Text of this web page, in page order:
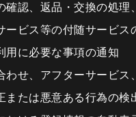
確認、返品・交換の処
ービス等の付随サービス
用に必要な事項の通知
わせ、アフターサービス
または悪意ある行為の検